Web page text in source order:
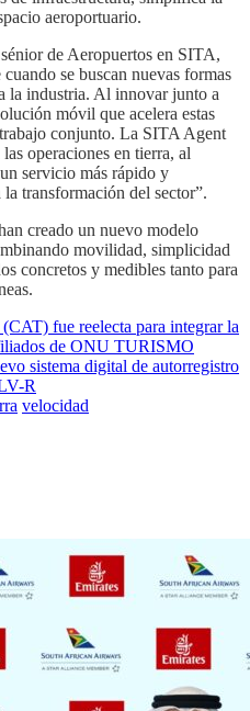
aeroportuario.
de Aeropuertos en SITA,
se buscan nuevas formas
la industria. Al innovar junto a
móvil que acelera estas
conjunto. La SITA Agent
operaciones en tierra, al
servicio más rápido y
transformación del sector”.
creado un nuevo modelo
movilidad, simplicidad
concretos y medibles tanto para
fue reelecta para integrar la
de ONU TURISMO
sistema digital de autorregistro
R
velocidad